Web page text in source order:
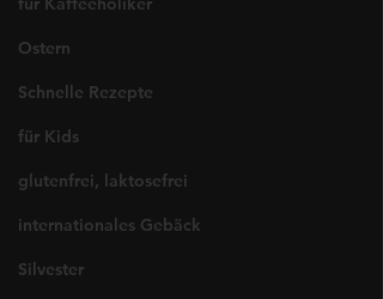
Ostern
Schnelle Rezepte
für Kids
glutenfrei, laktosefrei
internationales Gebäck
Silvester